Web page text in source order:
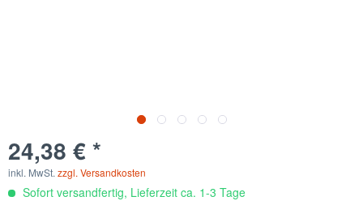
24,38 € *
inkl. MwSt. zzgl. Versandkosten
Sofort versandfertig, Lieferzeit ca. 1-3 Tage